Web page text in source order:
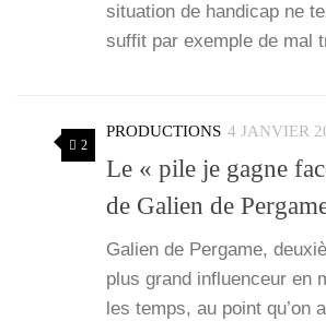
situa­tion de han­di­cap ne
suf­fit par exemple de mal
2
PRODUCTIONS 4 JANVIER
Le « pile je gagne
de Galien de
Galien de Per­game,
plus grand influen­ceur en
les temps, au point qu’on